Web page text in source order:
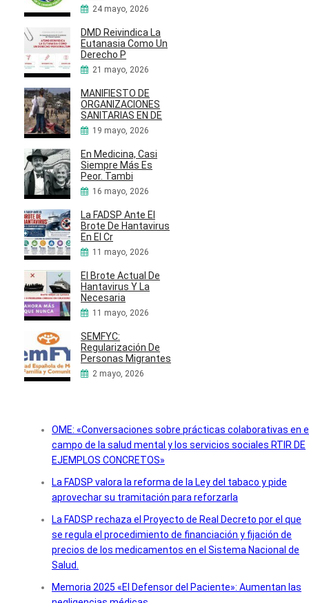
24 mayo, 2026
DMD Reivindica La
Eutanasia Como Un
Derecho P
21 mayo, 2026
MANIFIESTO DE
ORGANIZACIONES
SANITARIAS EN DE
19 mayo, 2026
En Medicina, Casi
Siempre Más Es
Peor. Tambi
16 mayo, 2026
La FADSP Ante El
Brote De Hantavirus
En El Cr
11 mayo, 2026
El Brote Actual De
Hantavirus Y La
Necesaria
11 mayo, 2026
SEMFYC:
Regularización De
Personas Migrantes
2 mayo, 2026
OME: «Conversaciones sobre prácticas colaborativas en
campo de la salud mental y los servicios sociales RTIR DE
EJEMPLOS CONCRETOS»
La FADSP valora la reforma de la Ley del tabaco y pide
aprovechar su tramitación para reforzarla
La FADSP rechaza el Proyecto de Real Decreto por el que
se regula el procedimiento de financiación y fijación de
precios de los medicamentos en el Sistema Nacional de
Salud.
Memoria 2025 «El Defensor del Paciente»: Aumentan las